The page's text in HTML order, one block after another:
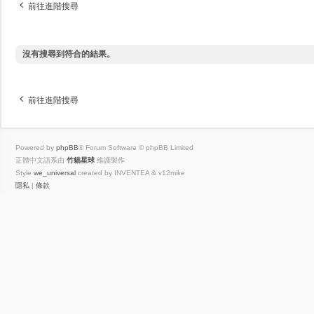
前往進階搜尋
沒有搜尋到符合的結果。
前往進階搜尋
Powered by phpBB® Forum Software © phpBB Limited
正體中文語系由 竹貓星球 維護製作
Style we_universal created by INVENTEA & v12mike
隱私 | 條款